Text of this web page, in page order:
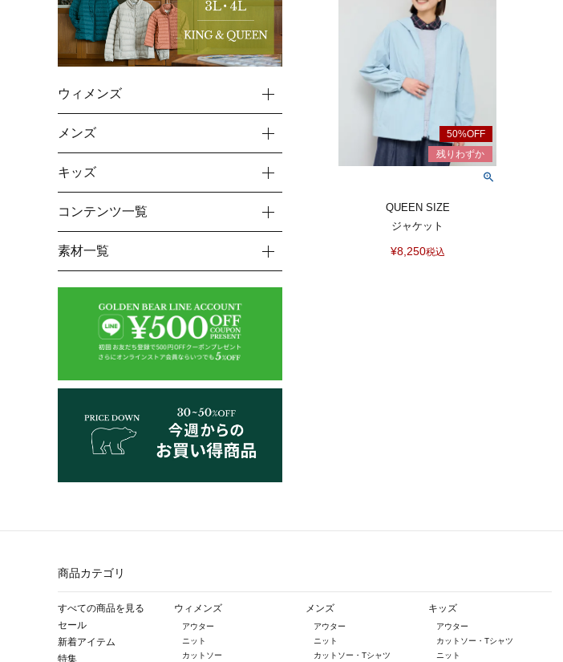
QUEEN SIZE
ジャケット
¥8,250税込
ウィメンズ
メンズ
キッズ
コンテンツ一覧
素材一覧
商品カテゴリ
すべての商品を見る
セール
新着アイテム
特集
ウィメンズ
アウター
ニット
カットソー
メンズ
アウター
ニット
カットソー・Tシャツ
キッズ
アウター
カットソー・Tシャツ
ニット